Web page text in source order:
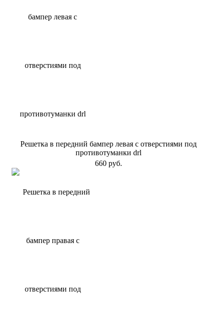
Решетка в передний бампер левая с отверстиями под
противотуманки drl
660 руб.